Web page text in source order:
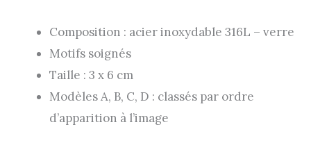
Composition : acier inoxydable 316L – verre
Motifs soignés
Taille : 3 x 6 cm
Modèles A, B, C, D : classés par ordre
d’apparition à l’image